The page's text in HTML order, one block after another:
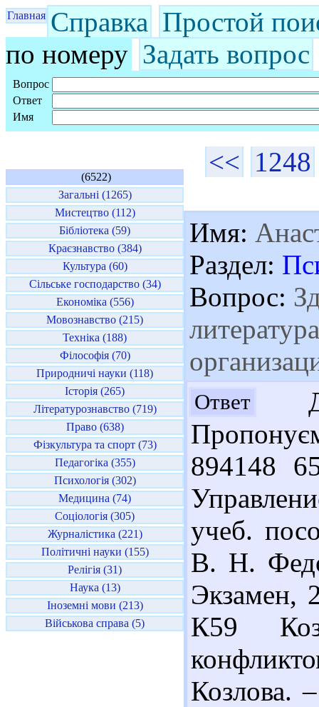
Главная Справка Простой
по номеру Задать вопрос
Вопрос
Ответ
Имя
(6522)
Загальні (1265)
Мистецтво (112)
Бібліотека (59)
Краєзнавство (384)
Культура (60)
Сільське господарство (34)
Економіка (556)
Мовознавство (215)
Техніка (188)
Філософія (70)
Природничі науки (118)
Історія (265)
Літературознавство (719)
Право (638)
Фізкультура та спорт (73)
Педагогіка (355)
Психологія (302)
Медицина (74)
Соціологія (305)
Журналістика (221)
Політичні науки (155)
Релігія (31)
Наука (13)
Іноземні мови (213)
Військова справа (5)
<< 1248
Имя:
Раздел:
Вопрос:
Ответ
894148
учеб.
В. Н.
Экзамен,
К59